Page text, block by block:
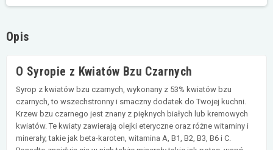
Opis
O Syropie z Kwiatów Bzu Czarnych
Syrop z kwiatów bzu czarnych, wykonany z 53% kwiatów bzu
czarnych, to wszechstronny i smaczny dodatek do Twojej kuchni.
Krzew bzu czarnego jest znany z pięknych białych lub kremowych
kwiatów. Te kwiaty zawierają olejki eteryczne oraz różne witaminy i
minerały, takie jak beta-karoten, witamina A, B1, B2, B3, B6 i C.